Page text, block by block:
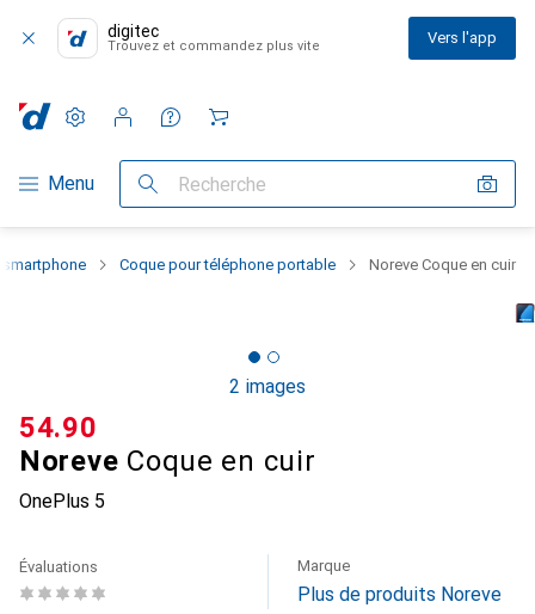
digitec
Trouvez et commandez plus vite Vers l'app
Navigation par catégorie
Menu Recherche
Paramètres
Compte client
Listes de comparaison
Listes d'envies
Panier
Coque pour téléphone portable Noreve Coque en cuir
2 images
Noreve Coque en cuir
OnePlus 5
CHF
54.90
Évaluations Marque
Plus de produits Noreve